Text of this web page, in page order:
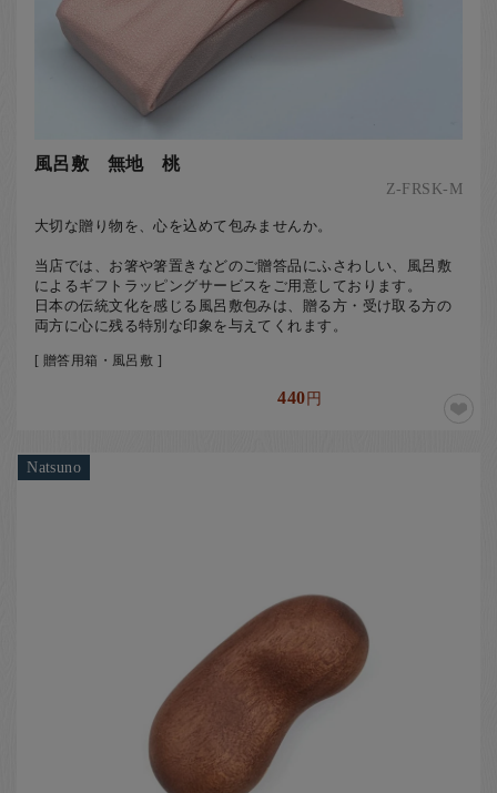
風呂敷 無地 桃
Z-FRSK-M
大切な贈り物を、心を込めて包みませんか。
当店では、お箸や箸置きなどのご贈答品にふさわしい、風呂敷
によるギフトラッピングサービスをご用意しております。
日本の伝統文化を感じる風呂敷包みは、贈る方・受け取る方の
両方に心に残る特別な印象を与えてくれます。
[ 贈答用箱・風呂敷 ]
440円
Natsuno